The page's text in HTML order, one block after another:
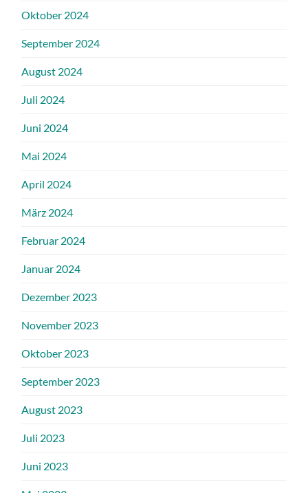
Oktober 2024
September 2024
August 2024
Juli 2024
Juni 2024
Mai 2024
April 2024
März 2024
Februar 2024
Januar 2024
Dezember 2023
November 2023
Oktober 2023
September 2023
August 2023
Juli 2023
Juni 2023